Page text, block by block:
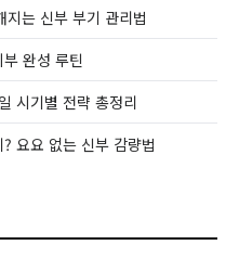
는 신부 부기 관리법
완성 루틴
시기별 전략 총정리
요요 없는 신부 감량법